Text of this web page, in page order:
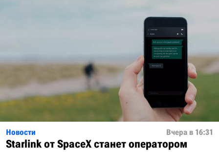
Новости Вчера в 16:31
Starlink от SpaceX станет оператором